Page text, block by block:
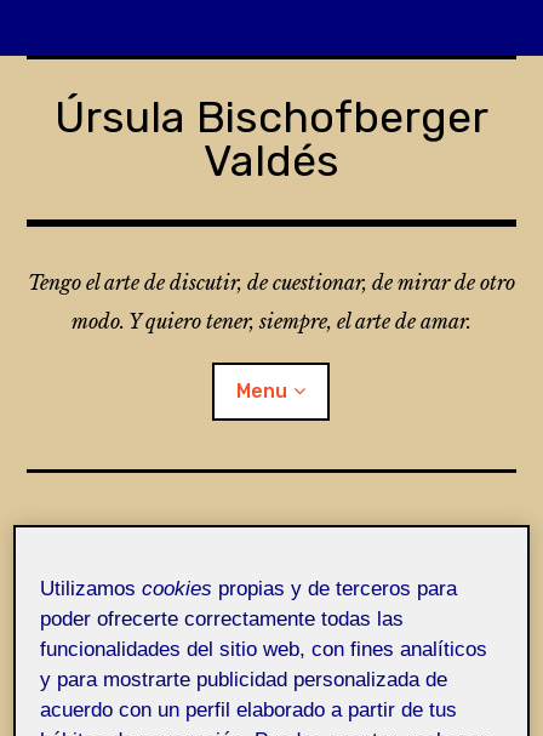
contentÚrsula Bischofberger
Valdés
Tengo el arte de discutir, de cuestionar, de mirar de otro
modo. Y quiero tener, siempre, el arte de amar.
Menu
Utilizamoscookies propias y de terceros para
poder ofrecerte correctamente todas las
funcionalidades del sitio web, con fines analíticos
y para mostrarte publicidad personalizada de
acuerdo con un perfil elaborado a partir de tus